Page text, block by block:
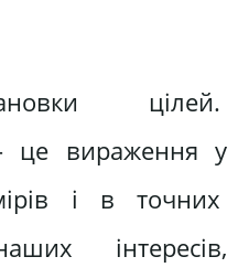
цілей.
це вираження у
і в точних
інтересів,